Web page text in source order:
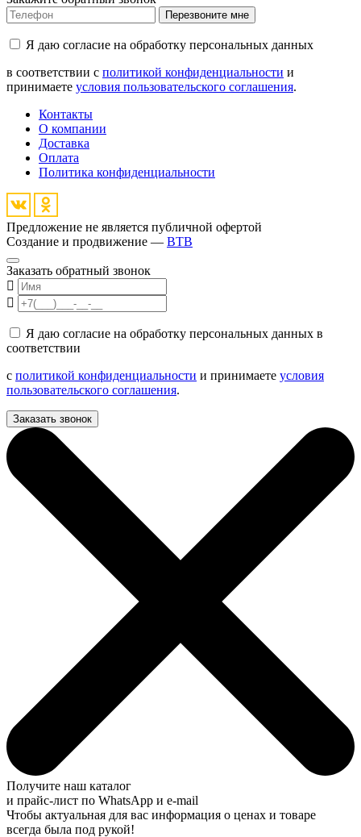
Перезвоните мне
Я даю согласие на обработку персональных данных
в соответствии с политикой конфиденциальности и
принимаете условия пользовательского соглашения.
Контакты
О компании
Доставка
Оплата
Политика конфиденциальности
Предложение не является публичной офертой
Создание и продвижение — BTB
Заказать обратный звонок
Я даю согласие на обработку персональных данных в
соответствии
с политикой конфиденциальности и принимаете условия
пользовательского соглашения.
Заказать звонок
Получите наш каталог
и прайс-лист по WhatsApp и e-mail
Чтобы актуальная для вас информация о ценах и товаре
всегда была под рукой!